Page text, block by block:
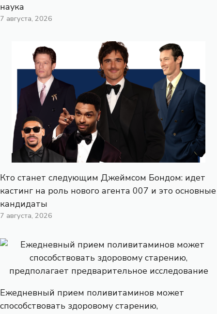
наука
7 августа, 2026
Кто станет следующим Джеймсом Бондом: идет
кастинг на роль нового агента 007 и это основные
кандидаты
7 августа, 2026
Ежедневный прием поливитаминов может
способствовать здоровому старению,